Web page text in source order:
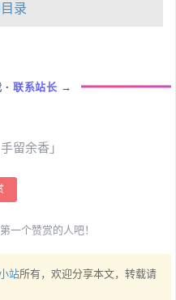
录
·联系站长 →
留余香」
一个赞赏的人吧！
站所有，欢迎分享本文，转载请